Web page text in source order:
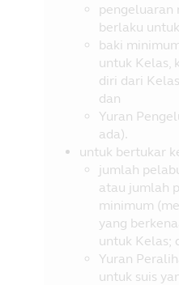
pengeluaran
berlaku
baki
untuk Kelas,
diri dari
dan
Yuran
ada).
untuk bertukar
jumlah
atau jumlah
minimum
yang
untuk Kelas;
Yuran
untuk suis